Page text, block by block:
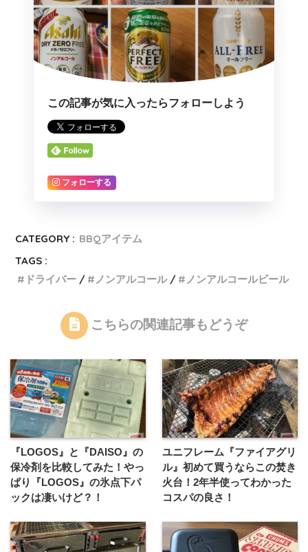
この記事が気に入ったらフォローしよう
フォローする
CATEGORY : BBQアイテム
TAGS :
ドライバー
ノンアルコール ノンアルコールビール
こちらの関連記事もどうぞ
『LOGOS』と『DAISO』の
保冷剤を比較してみた！やっ
ぱり『LOGOS』の氷点下パ
ックは凄いけど？！
ユニフレーム『ファイアグリ
ル』初めて買うならこの焚き
火台！2年半使ってわかった
コスパの良さ！